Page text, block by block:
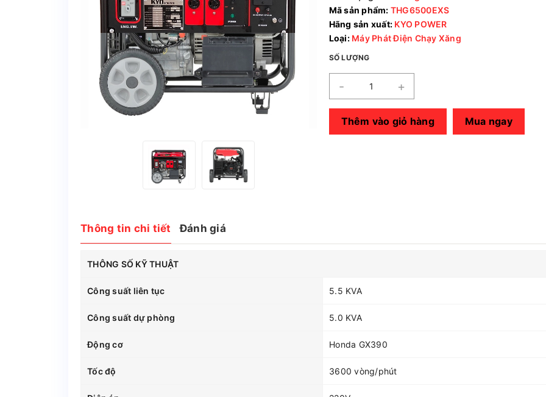
Mã sản phẩm: THG6500EXS
Hãng sản xuất: KYO POWER
Loại:Máy Phát Điện Chạy Xăng
SỐ LƯỢNG
- +
Thêm vào giỏ hàng Mua ngay
Thông tin chi tiết Đánh giá
THÔNG SỐ KỸ THUẬT
Công suất liên tục 5.5 KVA
Công suất dự phòng 5.0 KVA
Động cơ Honda GX390
Tốc độ 3600 vòng/phút